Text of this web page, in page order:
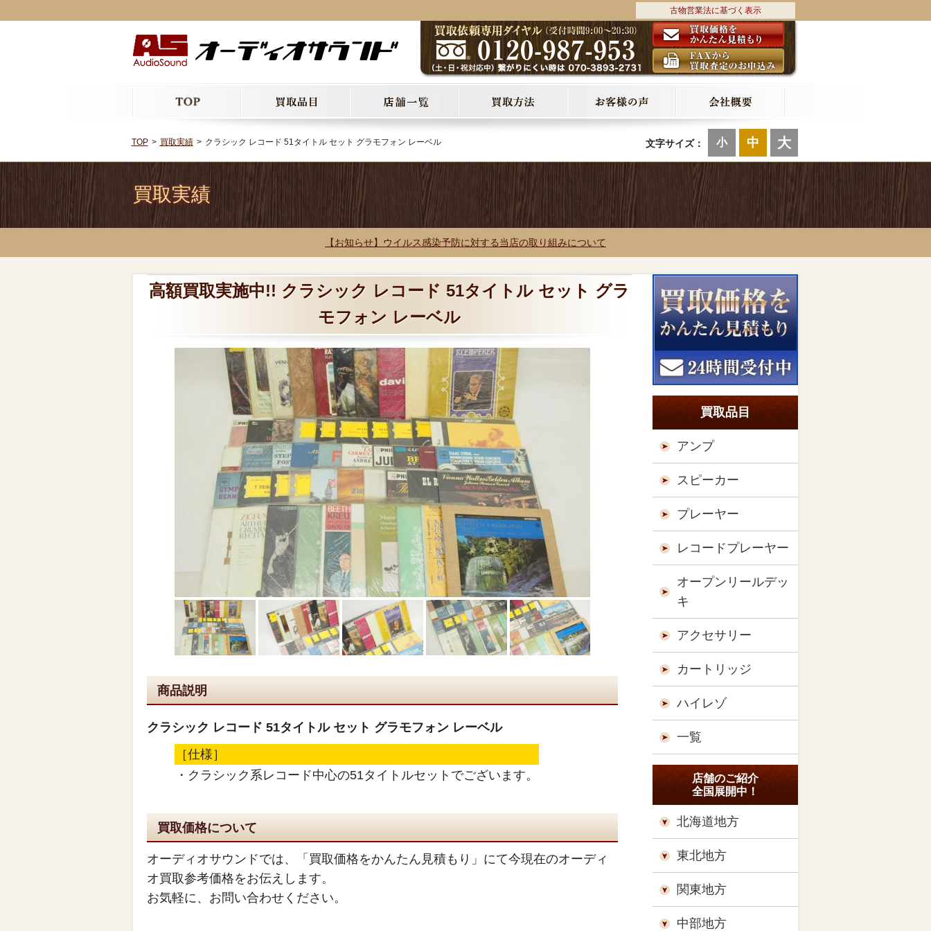
古物営業法に基づく表示
文字サイズ： 小 中 大
TOP 買取実績 クラシック レコード 51タイトル セット グラモフォン レーベル
買取実績
【お知らせ】ウイルス感染予防に対する当店の取り組みについて
高額買取実施中!! クラシック レコード 51タイトル セット グラ
モフォン レーベル
商品説明
クラシック レコード 51タイトル セット グラモフォン レーベル
［仕様］
・クラシック系レコード中心の51タイトルセットでございます。
買取価格について
オーディオサウンドでは、「買取価格をかんたん見積もり」にて今現在のオーディ
オ買取参考価格をお伝えします。
お気軽に、お問い合わせください。
買取品目
アンプ
スピーカー
プレーヤー
レコードプレーヤー
オープンリールデッ
キ
アクセサリー
カートリッジ
ハイレゾ
一覧
店舗のご紹介
全国展開中！
北海道地方
東北地方
関東地方
中部地方